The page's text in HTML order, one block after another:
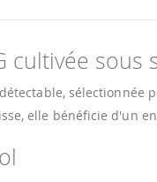
cultivée sous
sélectionnée
elle bénéficie d'un